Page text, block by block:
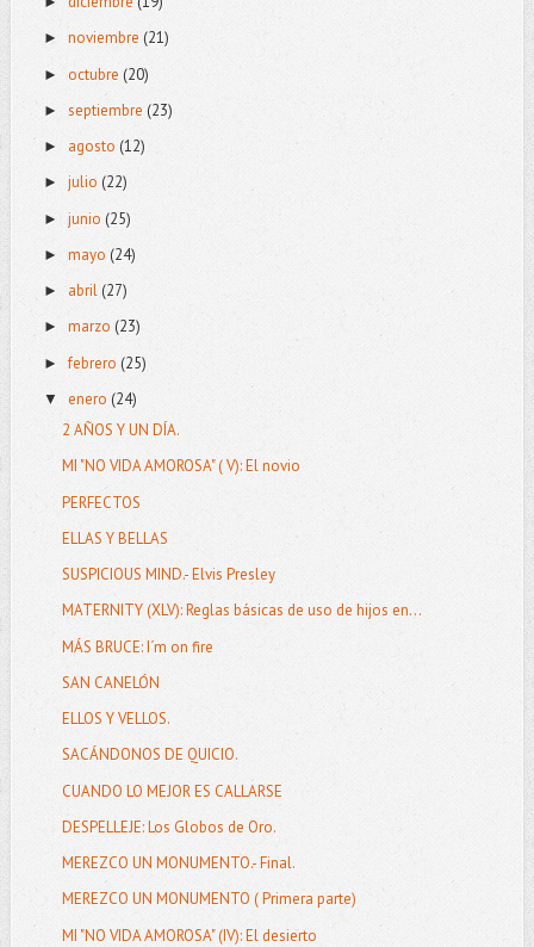
► noviembre (21)
► octubre (20)
► septiembre (23)
► agosto (12)
► julio (22)
► junio (25)
► mayo (24)
► abril (27)
► marzo (23)
►febrero (25)
▼ enero (24)
2 AÑOS Y UN DÍA.
MI "NO VIDA AMOROSA" ( V): El novio
PERFECTOS
ELLAS Y BELLAS
SUSPICIOUS MIND.- Elvis Presley
MATERNITY (XLV): Reglas básicas de uso de hijos en...
MÁS BRUCE: I´m on fire
SAN CANELÓN
ELLOS Y VELLOS.
SACÁNDONOS DE QUICIO.
CUANDO LO MEJOR ES CALLARSE
DESPELLEJE: Los Globos de Oro.
MEREZCO UN MONUMENTO.- Final.
MEREZCO UN MONUMENTO ( Primera parte)
MI "NO VIDA AMOROSA" (IV): El desierto